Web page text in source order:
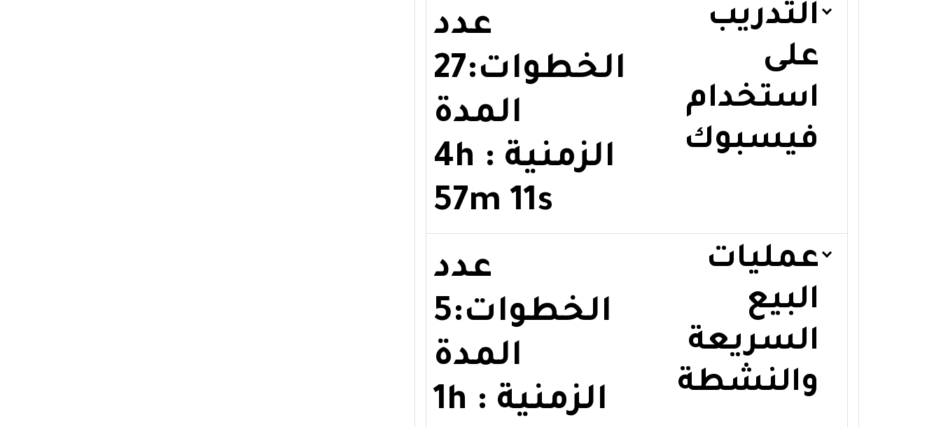
التدريب
على
استخدام
فيسبوك
عدد
الخطوات:27
المدة
الزمنية : 4h
57m 11s
عمليات
البيع
السريعة
والنشطة
عدد
الخطوات:5
المدة
الزمنية : 1h